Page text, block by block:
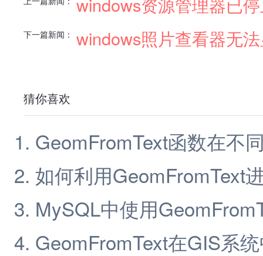
下一篇新闻： windows照片查看器无
猜你喜欢
GeomFromText函数在不
如何利用GeomFromText
MySQL中使用
GeomFromText在GIS系